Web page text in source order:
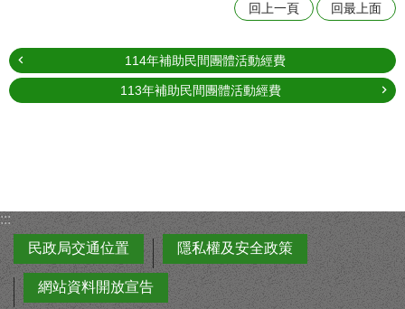
回上一頁 回最上面
114年補助民間團體活動經費
113年補助民間團體活動經費
:::
民政局交通位置
隱私權及安全政策
網站資料開放宣告